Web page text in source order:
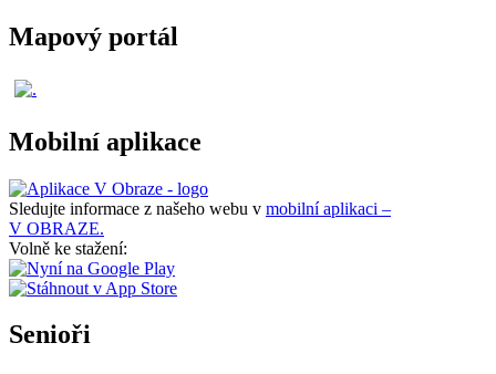
Mapový portál
Mobilní aplikace
Sledujte informace z našeho webu v mobilní aplikaci –
V OBRAZE.
Volně ke stažení:
Senioři